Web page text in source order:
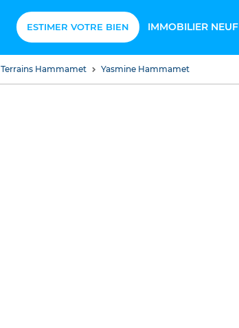
ESTIMER VOTRE BIEN IMMOBILIER NEUF
Terrains Hammamet Yasmine Hammamet